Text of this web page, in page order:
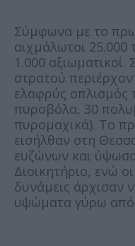
Σύμφωνα με το
αιχμάλωτοι 25.000
1.000
στρατού
ελαφρύς οπλισμός
πυροβόλα, 30
πυρομαχικά). Το
εισήλθαν στη
ευζώνων και
Διοικητήριο, ενώ
δυνάμεις άρχισαν
υψώματα γύρω από